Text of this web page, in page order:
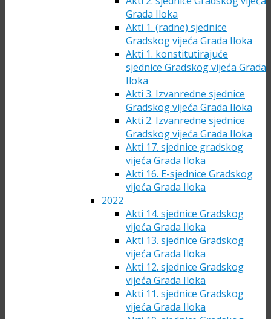
Grada Iloka
Akti 1. (radne) sjednice
Gradskog vijeća Grada Iloka
Akti 1. konstitutirajuće
sjednice Gradskog vijeća Grada
Iloka
Akti 3. Izvanredne sjednice
Gradskog vijeća Grada Iloka
Akti 2. Izvanredne sjednice
Gradskog vijeća Grada Iloka
Akti 17. sjednice gradskog
vijeća Grada Iloka
Akti 16. E-sjednice Gradskog
vijeća Grada Iloka
2022
Akti 14. sjednice Gradskog
vijeća Grada Iloka
Akti 13. sjednice Gradskog
vijeća Grada Iloka
Akti 12. sjednice Gradskog
vijeća Grada Iloka
Akti 11. sjednice Gradskog
vijeća Grada Iloka